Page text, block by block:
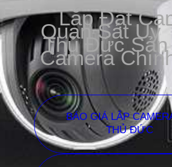
Lắp Đặt
Quan Sát Uy
Thủ Đức Sản
Camera
BÁO GIÁ LẮP
THỦ ĐỨC